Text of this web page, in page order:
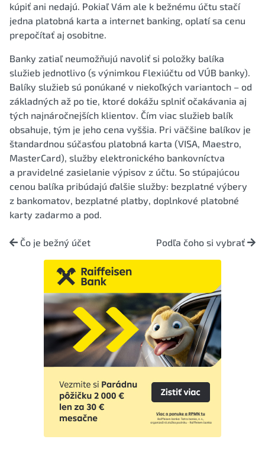
kúpiť ani nedajú. Pokiaľ Vám ale k bežnému účtu stačí
jedna platobná karta a internet banking, oplatí sa cenu
prepočítať aj osobitne.
Banky zatiaľ neumožňujú navoliť si položky balíka
služieb jednotlivo (s výnimkou Flexiúčtu od VÚB banky).
Balíky služieb sú ponúkané v niekoľkých variantoch – od
základných až po tie, ktoré dokážu splniť očakávania aj
tých najnáročnejších klientov. Čím viac služieb balík
obsahuje, tým je jeho cena vyššia. Pri väčšine balíkov je
štandardnou súčasťou platobná karta (VISA, Maestro,
MasterCard), služby elektronického bankovníctva
a pravidelné zasielanie výpisov z účtu. So stúpajúcou
cenou balíka pribúdajú ďalšie služby: bezplatné výbery
z bankomatov, bezplatné platby, doplnkové platobné
karty zadarmo a pod.
Čo je bežný účet Podľa čoho si vybrať